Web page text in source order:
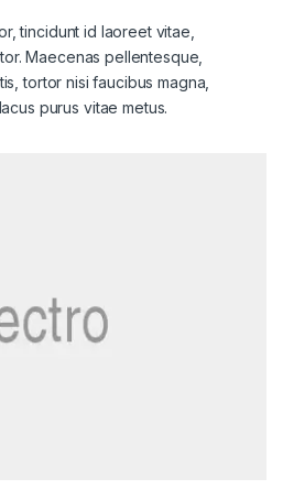
tincidunt id laoreet vitae,
Maecenas pellentesque,
tortor nisi faucibus magna,
purus vitae metus.